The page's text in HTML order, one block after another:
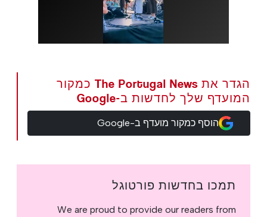
הגדר את The Portugal News כמקור
המועדף שלך לחדשות ב-Google
הוסף כמקור מועדף ב-Google
תמכו בחדשות פורטוגל
We are proud to provide our readers from